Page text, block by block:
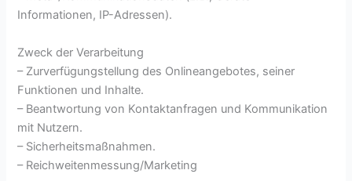
Informationen, IP-Adressen).
Zweck der Verarbeitung
– Zurverfügungstellung des Onlineangebotes, seiner
Funktionen und Inhalte.
– Beantwortung von Kontaktanfragen und Kommunikation
mit Nutzern.
– Sicherheitsmaßnahmen.
– Reichweitenmessung/Marketing